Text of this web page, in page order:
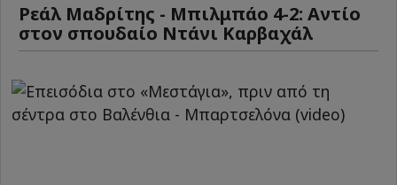
Ρεάλ Μαδρίτης - Μπιλμπάο 4-2: Αντίο
στον σπουδαίο Ντάνι Καρβαχάλ